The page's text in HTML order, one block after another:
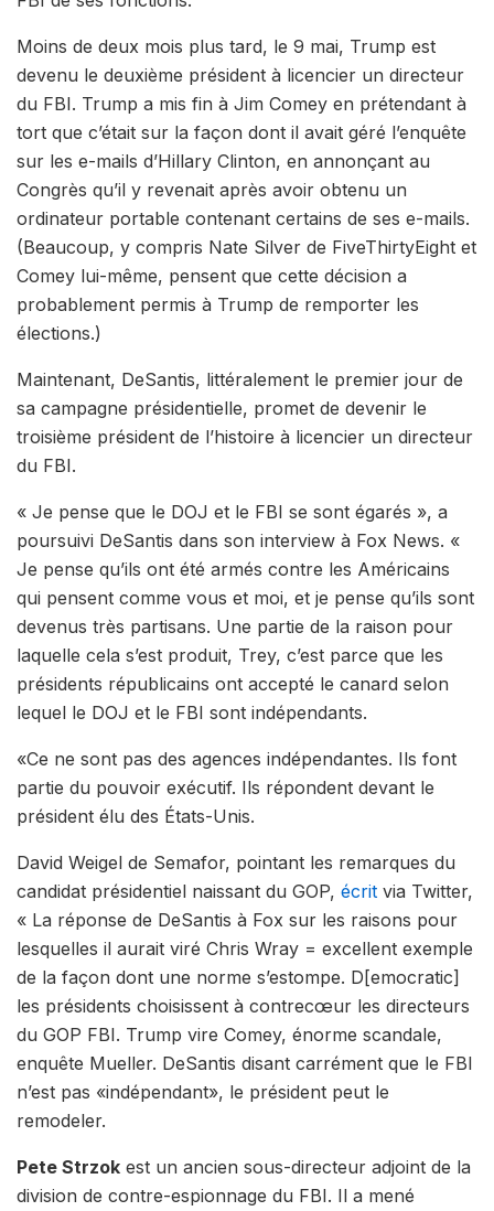
Moins de deux mois plus tard, le 9 mai, Trump est
devenu le deuxième président à licencier un directeur
du FBI. Trump a mis fin à Jim Comey en prétendant à
tort que c’était sur la façon dont il avait géré l’enquête
sur les e-mails d’Hillary Clinton, en annonçant au
Congrès qu’il y revenait après avoir obtenu un
ordinateur portable contenant certains de ses e-mails.
(Beaucoup, y compris Nate Silver de FiveThirtyEight et
Comey lui-même, pensent que cette décision a
probablement permis à Trump de remporter les
élections.)
Maintenant, DeSantis, littéralement le premier jour de
sa campagne présidentielle, promet de devenir le
troisième président de l’histoire à licencier un directeur
du FBI.
« Je pense que le DOJ et le FBI se sont égarés », a
poursuivi DeSantis dans son interview à Fox News. «
Je pense qu’ils ont été armés contre les Américains
qui pensent comme vous et moi, et je pense qu’ils sont
devenus très partisans. Une partie de la raison pour
laquelle cela s’est produit, Trey, c’est parce que les
présidents républicains ont accepté le canard selon
lequel le DOJ et le FBI sont indépendants.
«Ce ne sont pas des agences indépendantes. Ils font
partie du pouvoir exécutif. Ils répondent devant le
président élu des États-Unis.
David Weigel de Semafor, pointant les remarques du
candidat présidentiel naissant du GOP, écrit via Twitter,
« La réponse de DeSantis à Fox sur les raisons pour
lesquelles il aurait viré Chris Wray = excellent exemple
de la façon dont une norme s’estompe. D[emocratic]
les présidents choisissent à contrecœur les directeurs
du GOP FBI. Trump vire Comey, énorme scandale,
enquête Mueller. DeSantis disant carrément que le FBI
n’est pas «indépendant», le président peut le
remodeler.
Pete Strzok est un ancien sous-directeur adjoint de la
division de contre-espionnage du FBI. Il a mené